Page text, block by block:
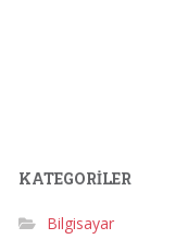
KATEGORILER
Bilgisayar